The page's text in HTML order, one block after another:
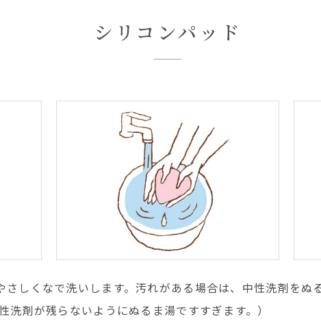
シリコンパッド
しくなで洗いします。汚れがある場合は、中性洗剤をぬ
洗剤が残らないようにぬるま湯ですすぎます。）